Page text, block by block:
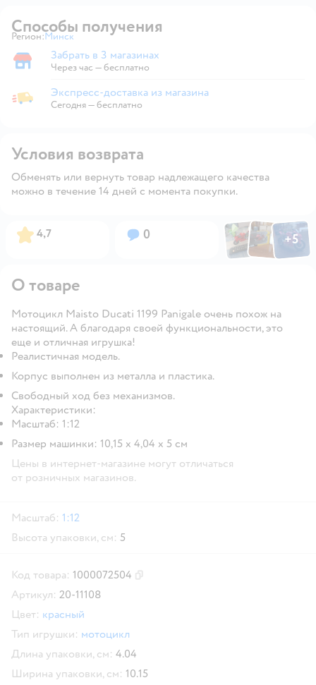
Способы получения
Регион: Выбор адреса доставки.
Минск
Забрать в магазине
Забрать в 3 магазинах
Через час — бесплатно
Экспресс-доставка из магазина
Экспресс-доставка из магазина
Сегодня—бесплатно
Условия возврата
Обменять или вернуть товар надлежащего качества
можно в течение 14 дней с момента покупки.
Рейтинг:
4,7 Вопросов:
0 ФотоФотоФото
+5
Открыть
О товаре
Мотоцикл Maisto Ducati 1199 Panigale очень похож на
настоящий. А благодаря своей функциональности, это
еще и отличная игрушка!
Реалистичная модель.
Корпус выполнен из металла и пластика.
Свободный ход без механизмов.
Характеристики:
Масштаб: 1:12
Размер машинки: 10,15 х 4,04 х 5 см
Цены в интернет-магазине могут отличаться
от розничных магазинов.
Масштаб: 1:12
Высота упаковки, см: 5
Код товара: 1000072504
Артикул: 20-11108
Цвет: красный
Тип игрушки: мотоцикл
Длина упаковки, см: 4.04
Ширина упаковки, см: 10.15